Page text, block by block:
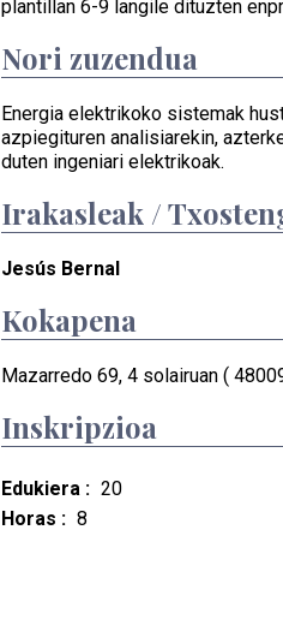
plantillan 6-9 langile dituzten
Nori zuzendua
Energia elektrikoko sistemak
azpiegituren analisiarekin,
duten ingeniari elektrikoak.
Irakasleak /
Jesús Bernal
Kokapena
Mazarredo 69, 4 solairuan (
Inskripzioa
Edukiera : 20
Horas : 8